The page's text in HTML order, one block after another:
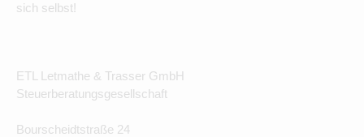
sich selbst!
ETL Letmathe & Trasser GmbH
Steuerberatungsgesellschaft
Bourscheidtstraße 24